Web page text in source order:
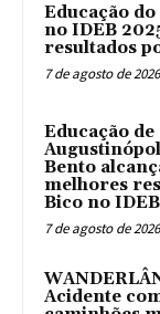
Educação
no IDEB
resultados
7 de agosto de 2026
Educação de
Bento
melhores
Bico no
7 de agosto de 2026
Acidente